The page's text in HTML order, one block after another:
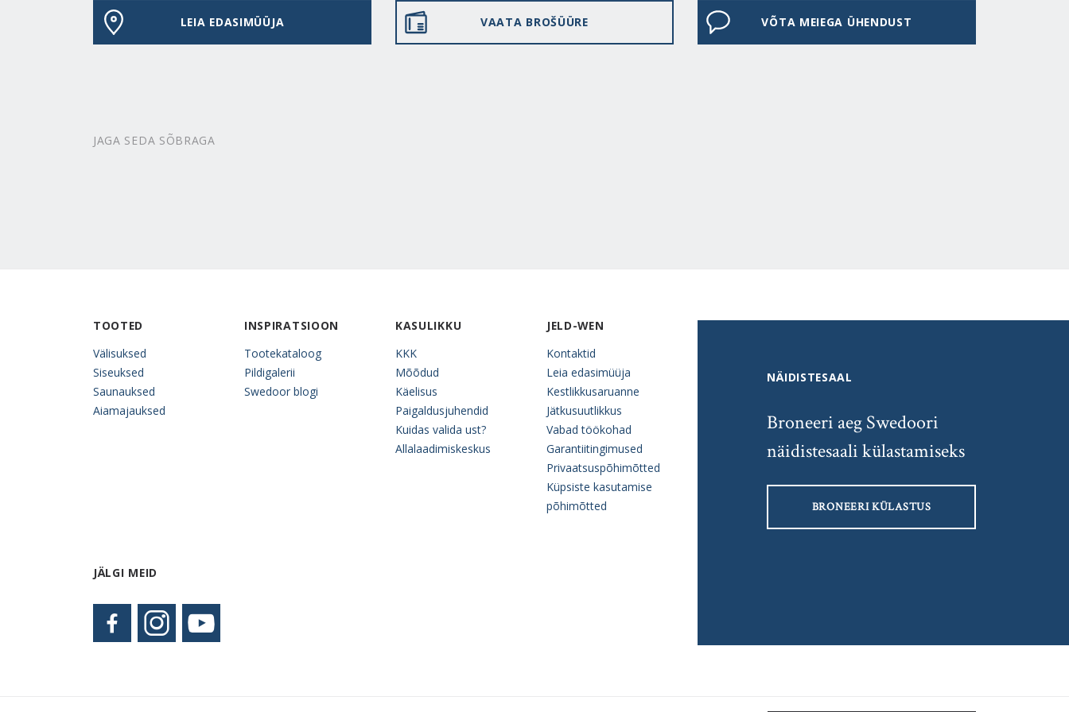
LEIA EDASIMÜÜJA VAATA BROŠÜÜRE VÕTA MEIEGA ÜHENDUST
JAGA SEDA SÕBRAGA
TOOTED
Välisuksed
Siseuksed
Saunauksed
Aiamajauksed
INSPIRATSIOON
Tootekataloog
Pildigalerii
Swedoor blogi
KASULIKKU
KKK
Mõõdud
Käelisus
Paigaldusjuhendid
Kuidas valida ust?
Allalaadimiskeskus
JELD-WEN
Kontaktid
Leia edasimüüja
Kestlikkusaruanne
Jätkusuutlikkus
Vabad töökohad
Garantiitingimused
Privaatsuspõhimõtted
Küpsiste kasutamise
põhimõtted
JÄLGI MEID
NÄIDISTESAAL
Broneeri aeg Swedoori
näidistesaali külastamiseks
BRONEERI KÜLASTUS